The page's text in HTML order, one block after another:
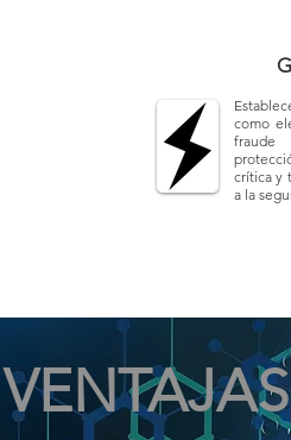
como
crítica y
a la
VENTAJAS